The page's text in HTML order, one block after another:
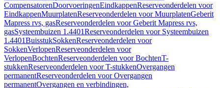
CompensatorenDoorvoeringenEindkappenReserveonderdelen voor
EindkappenMuurplatenReserveonderdelen voor MuurplatenGeberit
Mapress rvs, gasReserveonderdelen voor Geberit Mapress rvs,
gasSysteembuizen 1.4401Reserveonderdelen voor Systeembuizen
1.4401BuisstukSokkenReserveonderdelen voor
SokkenVerlopenReserveonderdelen voor
VerlopenBochtenReserveonderdelen voor BochtenT-
stukkenReserveonderdelen voor T-stukkenOvergangen
permanentReserveonderdelen voor Overgangen
permanentOvergangen en verbindingen,